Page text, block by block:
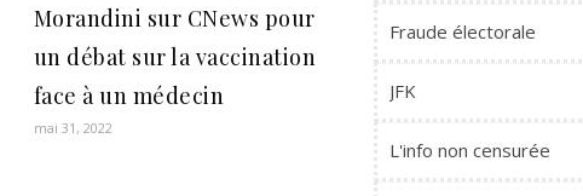
Morandini sur CNews pour
un débat sur la vaccination
face à un médecin
mai 31, 2022
Fraude électorale
JFK
L'info non censurée